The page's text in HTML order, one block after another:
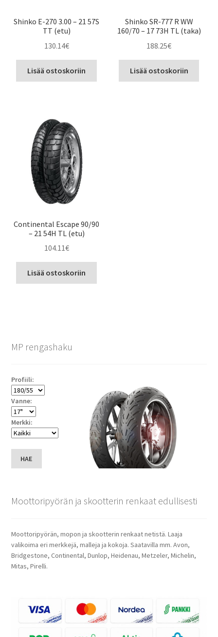
Shinko E-270 3.00 – 21 57S
TT (etu)
130.14€
Lisää ostoskoriin
Shinko SR-777 R WW
160/70 – 17 73H TL (taka)
188.25€
Lisää ostoskoriin
Continental Escape 90/90
– 21 54H TL (etu)
104.11€
Lisää ostoskoriin
MP rengashaku
Profiili:
Vanne:
Merkki:
HAE
Moottoripyörän ja skootterin renkaat edullisesti
Moottoripyörän, mopon ja skootterin renkaat netistä. Laaja
valikoima eri merkkejä, malleja ja kokoja. Saatavilla mm. Avon,
Bridgestone, Continental, Dunlop, Heidenau, Metzeler, Michelin,
Mitas, Pirelli.